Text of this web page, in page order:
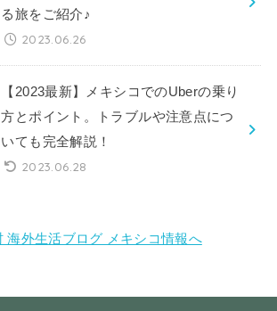
る旅をご紹介♪
2023.06.26
【2023最新】メキシコでのUberの乗り
方とポイント。トラブルや注意点につ
いても完全解説！
2023.06.28